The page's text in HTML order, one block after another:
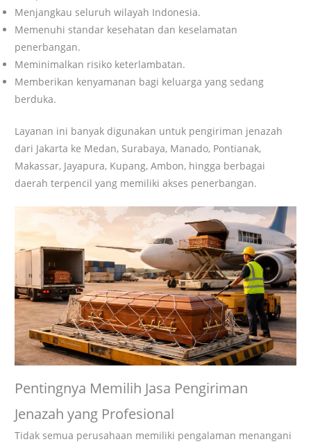
Menjangkau seluruh wilayah Indonesia.
Memenuhi standar kesehatan dan keselamatan
penerbangan.
Meminimalkan risiko keterlambatan.
Memberikan kenyamanan bagi keluarga yang sedang
berduka.
Layanan ini banyak digunakan untuk pengiriman jenazah
dari Jakarta ke Medan, Surabaya, Manado, Pontianak,
Makassar, Jayapura, Kupang, Ambon, hingga berbagai
daerah terpencil yang memiliki akses penerbangan.
Pentingnya Memilih Jasa Pengiriman
Jenazah yang Profesional
Tidak semua perusahaan memiliki pengalaman menangani